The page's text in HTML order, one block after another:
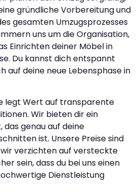
gründliche Vorbereitung und
gesamten Umzugsprozesses
uns um die Organisation,
Einrichten deiner Möbel in
Du kannst dich entspannt
auf deine neue Lebensphase in
legt Wert auf transparente
Wir bieten dir ein
das genau auf deine
ist. Unsere Preise sind
verzichten auf versteckte
sein, dass du bei uns einen
Dienstleistung